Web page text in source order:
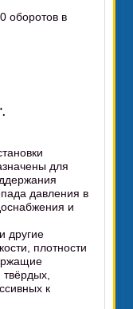
оборотов в
для
давления в
и
другие
плотности
к